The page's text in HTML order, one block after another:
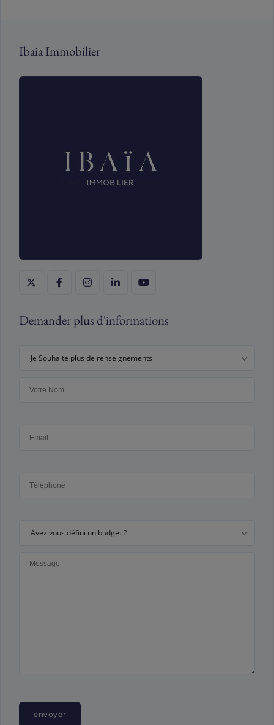
Ibaia Immobilier
Demander plus d'informations
Je Souhaite plus de renseignements
Avez vous défini un budget ?